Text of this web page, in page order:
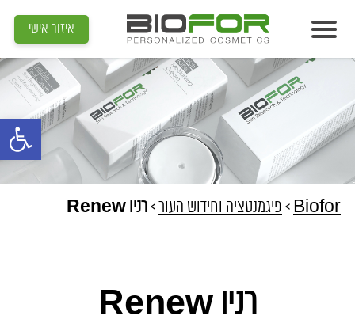
פתח סרגל
אודות
מוצרים
תוצאות
מדיה
מאמרים
איתור קוסמטיקאית
איזור אישי
Biofor
> פיגמנטציה וחידוש העור>רניו Renew
רניו Renew